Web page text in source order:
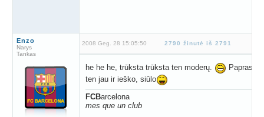
Enzo
Narys
Tankas
2008 Geg. 28 15:05:50 2790 žinutė iš 2791
he he he, trūksta trūksta ten moderų.
ten jau ir ieško, siūlo
FCBarcelona
mes que un club